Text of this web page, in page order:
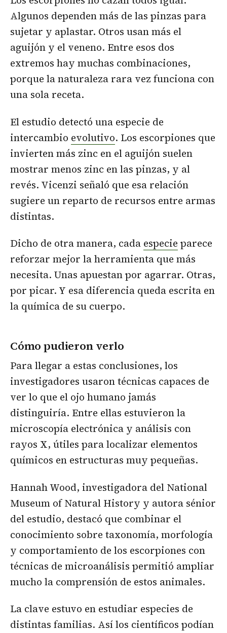
Algunos dependen más de las pinzas para
sujetar y aplastar. Otros usan más el
aguijón y el veneno. Entre esos dos
extremos hay muchas combinaciones,
porque la naturaleza rara vez funciona con
una sola receta.
El estudio detectó una especie de
intercambio evolutivo. Los escorpiones que
invierten más zinc en el aguijón suelen
mostrar menos zinc en las pinzas, y al
revés. Vicenzi señaló que esa relación
sugiere un reparto de recursos entre armas
distintas.
Dicho de otra manera, cada especie parece
reforzar mejor la herramienta que más
necesita. Unas apuestan por agarrar. Otras,
por picar. Y esa diferencia queda escrita en
la química de su cuerpo.
Cómo pudieron verlo
Para llegar a estas conclusiones, los
investigadores usaron técnicas capaces de
ver lo que el ojo humano jamás
distinguiría. Entre ellas estuvieron la
microscopía electrónica y análisis con
rayos X, útiles para localizar elementos
químicos en estructuras muy pequeñas.
Hannah Wood, investigadora del National
Museum of Natural History y autora sénior
del estudio, destacó que combinar el
conocimiento sobre taxonomía, morfología
y comportamiento de los escorpiones con
técnicas de microanálisis permitió ampliar
mucho la comprensión de estos animales.
La clave estuvo en estudiar especies de
distintas familias. Así los científicos podían